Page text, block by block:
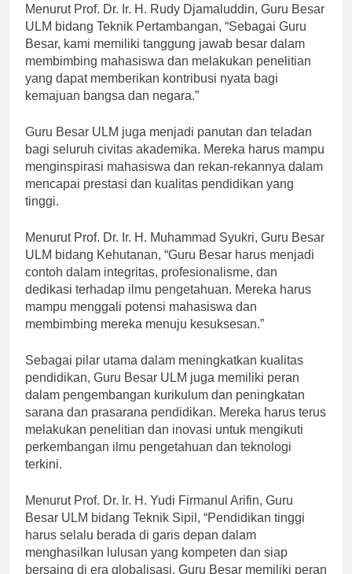
Menurut Prof. Dr. Ir. H. Rudy Djamaluddin, Guru Besar
ULM bidang Teknik Pertambangan, “Sebagai Guru
Besar, kami memiliki tanggung jawab besar dalam
membimbing mahasiswa dan melakukan penelitian
yang dapat memberikan kontribusi nyata bagi
Guru Besar ULM juga menjadi panutan dan teladan
bagi seluruh civitas akademika. Mereka harus mampu
menginspirasi mahasiswa dan rekan-rekannya dalam
mencapai prestasi dan kualitas pendidikan yang
Menurut Prof. Dr. Ir. H. Muhammad Syukri, Guru Besar
ULM bidang Kehutanan, “Guru Besar harus menjadi
contoh dalam integritas, profesionalisme, dan
dedikasi terhadap ilmu pengetahuan. Mereka harus
mampu menggali potensi mahasiswa dan
Sebagai pilar utama dalam meningkatkan kualitas
pendidikan, Guru Besar ULM juga memiliki peran
dalam pengembangan kurikulum dan peningkatan
sarana dan prasarana pendidikan. Mereka harus terus
melakukan penelitian dan inovasi untuk mengikuti
perkembangan ilmu pengetahuan dan teknologi
Menurut Prof. Dr. Ir. H. Yudi Firmanul Arifin, Guru
Besar ULM bidang Teknik Sipil, “Pendidikan tinggi
harus selalu berada di garis depan dalam
menghasilkan lulusan yang kompeten dan siap